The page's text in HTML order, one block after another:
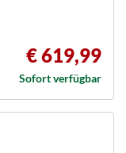
€ 619,99
Sofort verfügbar